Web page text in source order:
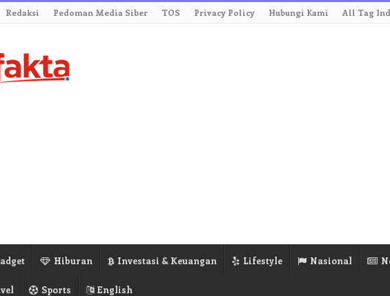
Redaksi Pedoman Media Siber TOS Privacy Policy Hubungi Kami All Tag
Hiburan Investasi & Keuangan Lifestyle Nasional
Sports English